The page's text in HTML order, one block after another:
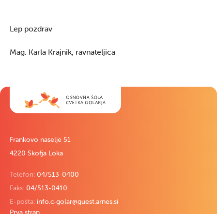
Lep pozdrav
Mag. Karla Krajnik, ravnateljica
Frankovo naselje 51
4220 Škofja Loka
Telefon: 04/513-0400
Faks: 04/513-0410
E-pošta: info.c-golar@guest.arnes.si
Prva stran